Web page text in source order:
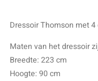
Dressoir Thomson met 4
Maten van het dressoir
Breedte: 223 cm
Hoogte: 90 cm